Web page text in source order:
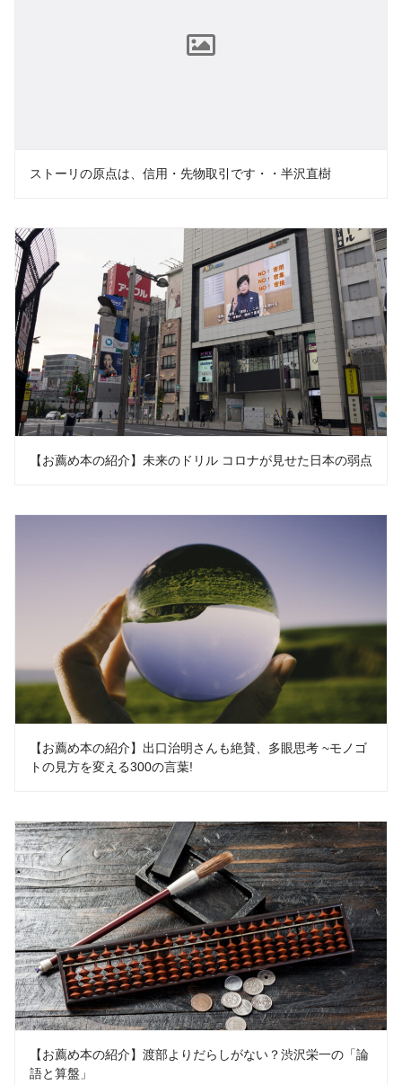
ストーリの原点は、信用・先物取引です・・半沢直樹
【お薦め本の紹介】未来のドリル コロナが見せた日本の弱点
【お薦め本の紹介】出口治明さんも絶賛、多眼思考 ~モノゴ
トの見方を変える300の言葉!
【お薦め本の紹介】渡部よりだらしがない？渋沢栄一の「論
語と算盤」